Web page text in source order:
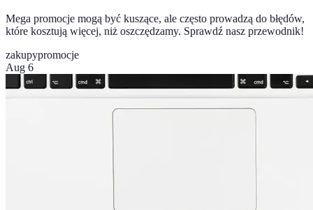
Mega promocje mogą być kuszące, ale często prowadzą do błędów,
które kosztują więcej, niż oszczędzamy. Sprawdź nasz przewodnik!
zakupypromocje
Aug 6